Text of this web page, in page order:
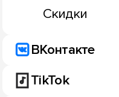
Скидки
ВКонтакте
TikTok